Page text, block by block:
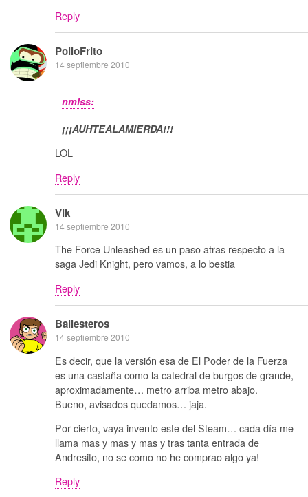
Reply
PolloFrito
14 septiembre 2010
nmlss:
¡¡¡AUHTEALAMIERDA!!!
LOL
Reply
Vik
14 septiembre 2010
The Force Unleashed es un paso atras respecto a la
saga Jedi Knight, pero vamos, a lo bestia
Reply
Ballesteros
14 septiembre 2010
Es decir, que la versión esa de El Poder de la Fuerza
es una castaña como la catedral de burgos de grande,
aproximadamente… metro arriba metro abajo.
Bueno, avisados quedamos… jaja.
Por cierto, vaya invento este del Steam… cada día me
llama mas y mas y mas y tras tanta entrada de
Andresito, no se como no he comprao algo ya!
Reply